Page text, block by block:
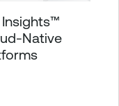
Insights™
Native